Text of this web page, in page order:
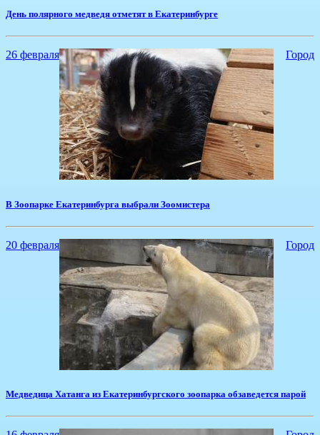
День полярного медведя отметят в Екатеринбурге
26 февраля Город
В Зоопарке Екатеринбурга выбрали Зоомистера
20 февраля Город
​Медведица Хатанга из Екатеринбургского зоопарка обзаведется парой